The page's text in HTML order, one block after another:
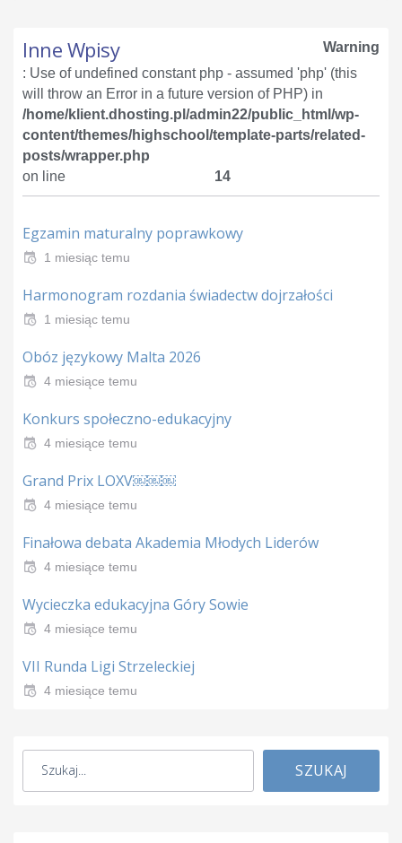
Inne Wpisy
Warning
: Use of undefined constant php - assumed 'php' (this
will throw an Error in a future version of PHP) in
/home/klient.dhosting.pl/admin22/public_html/wp-
content/themes/highschool/template-parts/related-
posts/wrapper.php
on line
14
Egzamin maturalny poprawkowy
1 miesiąc temu
Harmonogram rozdania świadectw dojrzałości
1 miesiąc temu
Obóz językowy Malta 2026
4 miesiące temu
Konkurs społeczno-edukacyjny
4 miesiące temu
Grand Prix LOXV￼￼￼
4 miesiące temu
Finałowa debata Akademia Młodych Liderów
4 miesiące temu
Wycieczka edukacyjna Góry Sowie
4 miesiące temu
VII Runda Ligi Strzeleckiej
4 miesiące temu
SZUKAJ